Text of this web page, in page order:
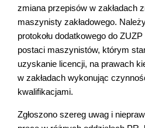
zmiana przepisów w zakładach
maszynisty zakładowego.
protokołu dodatkowego do
postaci maszynistów, którym
uzyskanie licencji, na prawach
w zakładach wykonując
kwalifikacjami.
Zgłoszono szereg uwag i